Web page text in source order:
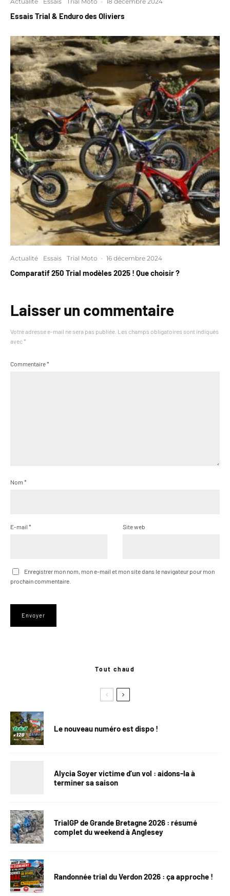
Essais Trial & Enduro des Oliviers
Actualité Essais Trial Moto · 16 décembre 2024
Comparatif 250 Trial modèles 2025 ! Que choisir ?
Laisser un commentaire
Votre adresse e-mail ne sera pas publiée. Les champs obligatoires sont indiqués
avec *
Commentaire*
Nom *
E-mail * Site web
Enregistrer mon nom, mon e-mail et mon site dans le navigateur pour mon
prochain commentaire.
Tout chaud
Le nouveau numéro est dispo !
Alycia Soyer victime d’un vol : aidons-la à
terminer sa saison
TrialGP de Grande Bretagne 2026 : résumé
complet du weekend à Anglesey
Randonnée trial du Verdon 2026 : ça approche !